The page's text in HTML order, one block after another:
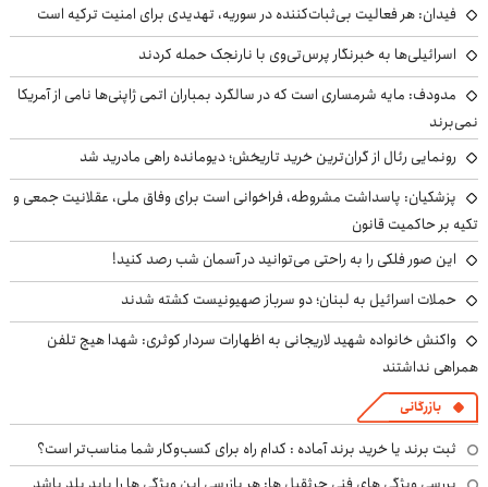
فیدان: هر فعالیت بی‌ثبات‌کننده در سوریه، تهدیدی برای امنیت ترکیه است
اسرائیلی‌ها به خبرنگار پرس‌تی‌وی با نارنجک حمله کردند
مدودف: مایه شرمساری است که در سالگرد بمباران اتمی ژاپنی‌ها نامی از آمریکا
نمی‌برند
رونمایی رئال از گران‌ترین خرید تاریخش؛ دیومانده راهی مادرید شد
پزشکیان: پاسداشت مشروطه، فراخوانی است برای وفاق ملی، عقلانیت جمعی و
تکیه بر حاکمیت قانون
این صور فلکی را به راحتی می‌توانید در آسمان شب رصد کنید!
حملات اسرائیل به لبنان؛ دو سرباز صهیونیست کشته شدند
واکنش خانواده شهید لاریجانی به اظهارات سردار کوثری: شهدا هیچ تلفن
همراهی نداشتند
بازرگانی
ثبت برند یا خرید برند آماده : کدام راه برای کسب‌وکار شما مناسب‌تر است؟